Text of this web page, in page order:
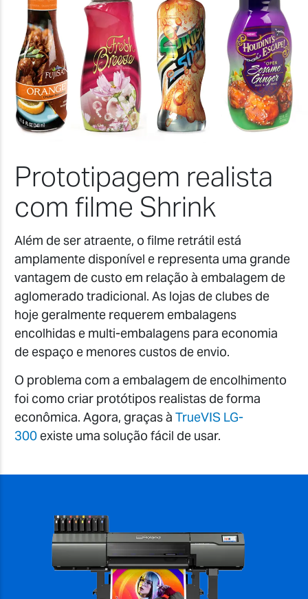
Prototipagem realista
com filme Shrink
Além de ser atraente, o filme retrátil está
amplamente disponível e representa uma grande
vantagem de custo em relação à embalagem de
aglomerado tradicional. As lojas de clubes de
hoje geralmente requerem embalagens
encolhidas e multi-embalagens para economia
de espaço e menores custos de envio.
O problema com a embalagem de encolhimento
foi como criar protótipos realistas de forma
econômica. Agora, graças à TrueVIS LG-
300 existe uma solução fácil de usar.